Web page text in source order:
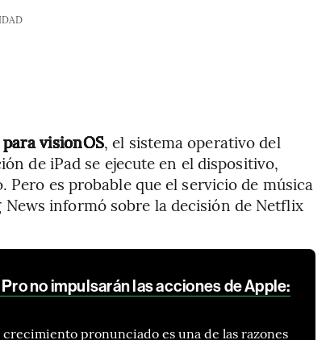
visionOS, el sistema operativo del
de iPad se ejecute en el dispositivo,
es probable que el servicio de música
informó sobre la decisión de Netflix
no impulsarán las acciones de Apple:
pronunciado es una de las razones